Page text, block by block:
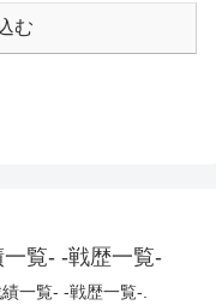
む
覧- -戦歴一覧-
一覧- -戦歴一覧-.